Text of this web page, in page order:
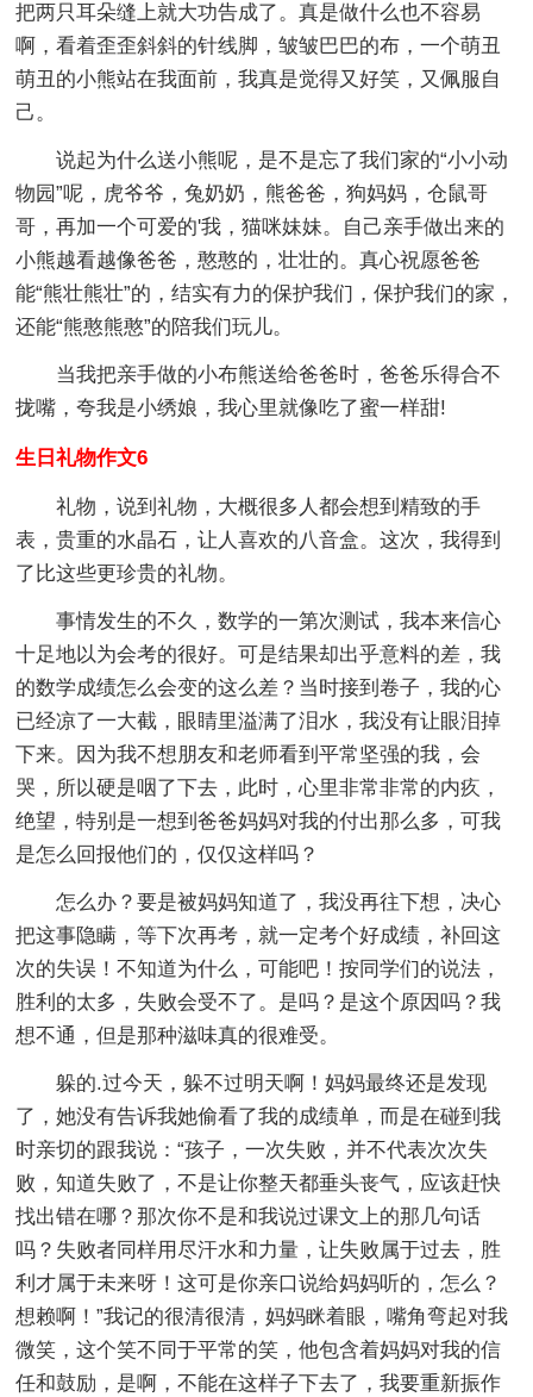
把两只耳朵缝上就大功告成了。真是做什么也不容易
啊，看着歪歪斜斜的针线脚，皱皱巴巴的布，一个萌丑
萌丑的小熊站在我面前，我真是觉得又好笑，又佩服自
己。
说起为什么送小熊呢，是不是忘了我们家的“小小动
物园”呢，虎爷爷，兔奶奶，熊爸爸，狗妈妈，仓鼠哥
哥，再加一个可爱的'我，猫咪妹妹。自己亲手做出来的
小熊越看越像爸爸，憨憨的，壮壮的。真心祝愿爸爸
能“熊壮熊壮”的，结实有力的保护我们，保护我们的家，
还能“熊憨熊憨”的陪我们玩儿。
当我把亲手做的小布熊送给爸爸时，爸爸乐得合不
拢嘴，夸我是小绣娘，我心里就像吃了蜜一样甜!
生日礼物作文6
礼物，说到礼物，大概很多人都会想到精致的手
表，贵重的水晶石，让人喜欢的八音盒。这次，我得到
了比这些更珍贵的礼物。
事情发生的不久，数学的一第次测试，我本来信心
十足地以为会考的很好。可是结果却出乎意料的差，我
的数学成绩怎么会变的这么差？当时接到卷子，我的心
已经凉了一大截，眼睛里溢满了泪水，我没有让眼泪掉
下来。因为我不想朋友和老师看到平常坚强的我，会
哭，所以硬是咽了下去，此时，心里非常非常的内疚，
绝望，特别是一想到爸爸妈妈对我的付出那么多，可我
是怎么回报他们的，仅仅这样吗？
怎么办？要是被妈妈知道了，我没再往下想，决心
把这事隐瞒，等下次再考，就一定考个好成绩，补回这
次的失误！不知道为什么，可能吧！按同学们的说法，
胜利的太多，失败会受不了。是吗？是这个原因吗？我
想不通，但是那种滋味真的很难受。
躲的.过今天，躲不过明天啊！妈妈最终还是发现
了，她没有告诉我她偷看了我的成绩单，而是在碰到我
时亲切的跟我说：“孩子，一次失败，并不代表次次失
败，知道失败了，不是让你整天都垂头丧气，应该赶快
找出错在哪？那次你不是和我说过课文上的那几句话
吗？失败者同样用尽汗水和力量，让失败属于过去，胜
利才属于未来呀！这可是你亲口说给妈妈听的，怎么？
想赖啊！”我记的很清很清，妈妈眯着眼，嘴角弯起对我
微笑，这个笑不同于平常的笑，他包含着妈妈对我的信
任和鼓励，是啊，不能在这样子下去了，我要重新振作